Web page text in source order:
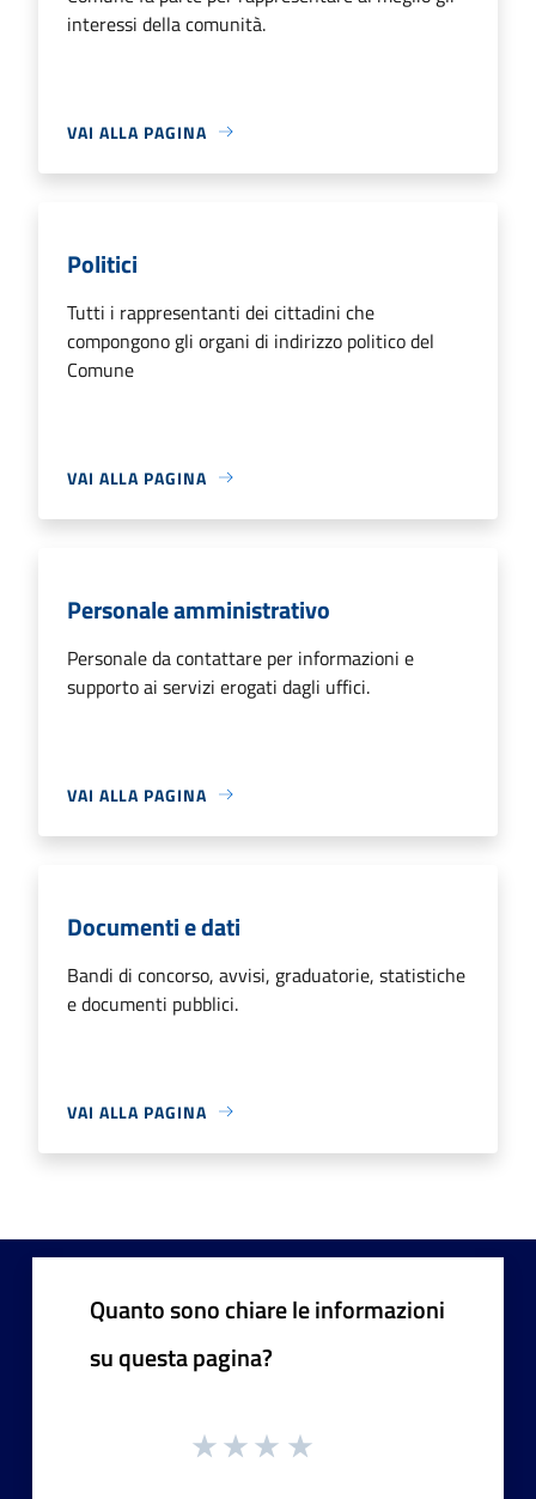
interessi della comunità.
VAI ALLA PAGINA
Politici
Tutti i rappresentanti dei cittadini che
compongono gli organi di indirizzo politico del
Comune
VAI ALLA PAGINA
Personale amministrativo
Personale da contattare per informazioni e
supporto ai servizi erogati dagli uffici.
VAI ALLA PAGINA
Documenti e dati
Bandi di concorso, avvisi, graduatorie, statistiche
e documenti pubblici.
VAI ALLA PAGINA
Quanto sono chiare le informazioni
su questa pagina?